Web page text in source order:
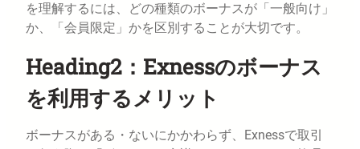
を理解するには、どの種類のボーナスが「一般向け」
か、「会員限定」かを区別することが大切です。
Heading2：Exnessのボーナス
を利用するメリット
ボーナスがある・ないにかかわらず、Exnessで取引